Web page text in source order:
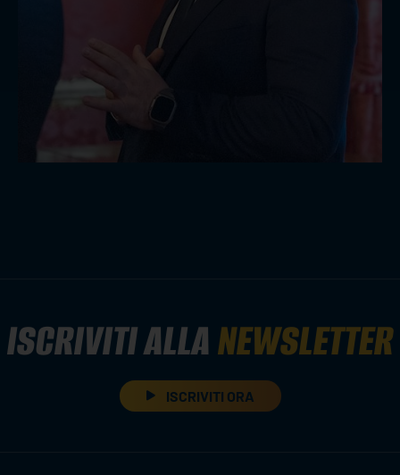
ISCRIVITI ALLANEWSLETTER
ISCRIVITI ORA